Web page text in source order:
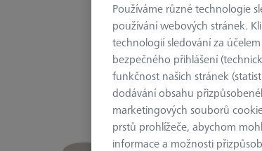
Používáme různé technologie
používání webových stránek.
technologií sledování za
bezpečného přihlášení
funkčnost našich stránek
dodávání obsahu
marketingových souborů
prstů prohlížeče, abychom
informace a možnosti